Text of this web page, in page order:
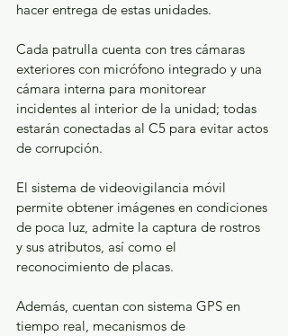
hacer entrega de estas unidades.
Cada patrulla cuenta con tres cámaras
exteriores con micrófono integrado y una
cámara interna para monitorear
incidentes al interior de la unidad; todas
estarán conectadas al C5 para evitar actos
de corrupción.
El sistema de videovigilancia móvil
permite obtener imágenes en condiciones
de poca luz, admite la captura de rostros
y sus atributos, así como el
reconocimiento de placas.
Además, cuentan con sistema GPS en
tiempo real, mecanismos de